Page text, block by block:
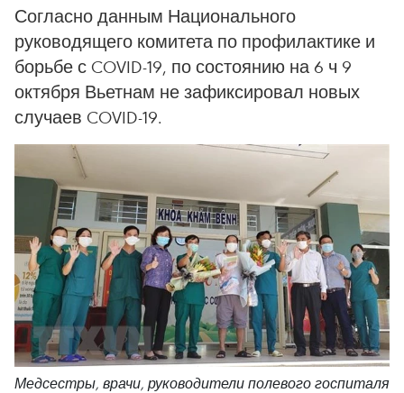
Согласно данным Национального
руководящего комитета по профилактике и
борьбе с COVID-19, по состоянию на 6 ч 9
октября Вьетнам не зафиксировал новых
случаев COVID-19.
Медсестры, врачи, руководители полевого госпиталя